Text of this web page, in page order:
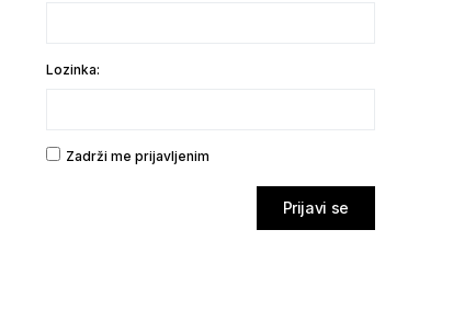
Lozinka:
Zadrži me prijavljenim
Prijavi se